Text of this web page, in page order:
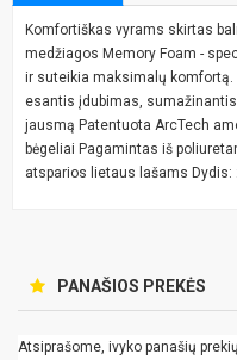
Komfortiškas vyrams skirtas
medžiagos Memory Foam -
ir suteikia maksimalų komfortą.
esantis įdubimas,
jausmą Patentuota ArcTech
bėgeliai Pagamintas iš
atsparios lietaus lašams Dydis:
PANAŠIOS PREKĖS
Atsiprašome, ivyko panašių